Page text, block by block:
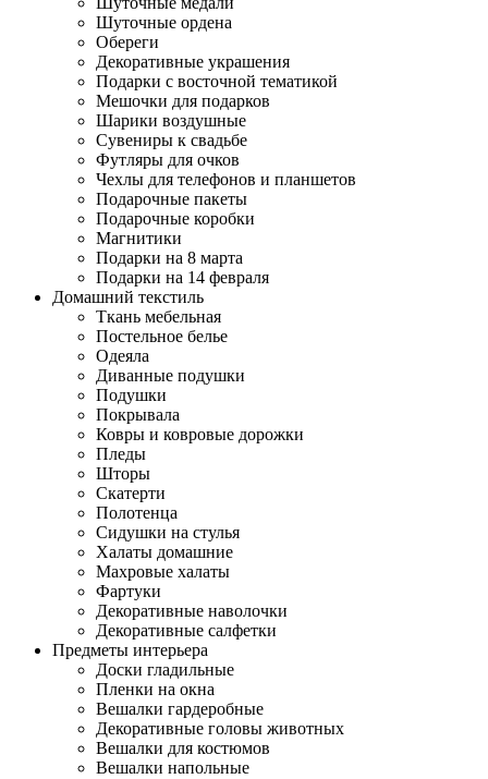
Шуточные ордена
Обереги
Декоративные украшения
Подарки с восточной тематикой
Мешочки для подарков
Шарики воздушные
Сувениры к свадьбе
Футляры для очков
Чехлы для телефонов и планшетов
Подарочные пакеты
Подарочные коробки
Магнитики
Подарки на 8 марта
Подарки на 14 февраля
Домашний текстиль
Ткань мебельная
Постельное белье
Одеяла
Диванные подушки
Подушки
Покрывала
Ковры и ковровые дорожки
Пледы
Шторы
Скатерти
Полотенца
Сидушки на стулья
Халаты домашние
Махровые халаты
Фартуки
Декоративные наволочки
Декоративные салфетки
Предметы интерьера
Доски гладильные
Пленки на окна
Вешалки гардеробные
Декоративные головы животных
Вешалки для костюмов
Вешалки напольные